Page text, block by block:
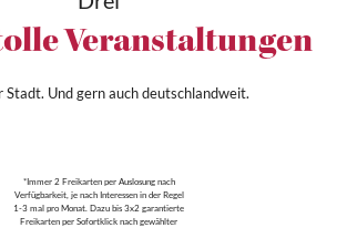
Veranstaltungen
Stadt. Und gern auch deutschlandweit.
*Immer 2 Freikarten per Auslosung nach
Verfügbarkeit, je nach Interessen in der Regel
1-3 mal pro Monat. Dazu bis 3x2 garantierte
Freikarten per Sofortklick nach gewählter